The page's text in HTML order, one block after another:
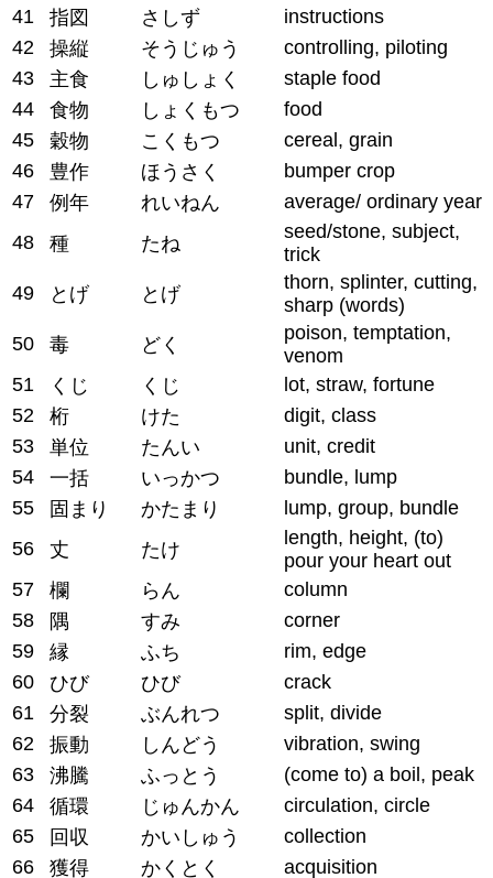
41
指図 さしず
instructions
42
操縦 そうじゅう
controlling, piloting
43
主食 しゅしょく
staple food
44
食物 しょくもつ
food
45
穀物 こくもつ
cereal, grain
46
豊作 ほうさく
bumper crop
47
例年 れいねん
average/ ordinary year
48
種 たね
seed/stone, subject,
trick
49
とげ とげ
thorn, splinter, cutting,
sharp (words)
50
毒 どく
poison, temptation,
venom
51
くじ くじ
lot, straw, fortune
52
桁 けた
digit, class
53
単位 たんい
unit, credit
54
一括 いっかつ
bundle, lump
55
固まり かたまり
lump, group, bundle
56
丈 たけ
length, height, (to)
pour your heart out
57
欄 らん
column
58
隅 すみ
corner
59
縁 ふち
rim, edge
60
ひび ひび
crack
61
分裂 ぶんれつ
split, divide
62
振動 しんどう
vibration, swing
63
沸騰 ふっとう
(come to) a boil, peak
64
循環 じゅんかん
circulation, circle
65
回収 かいしゅう
collection
66
獲得 かくとく acquisition